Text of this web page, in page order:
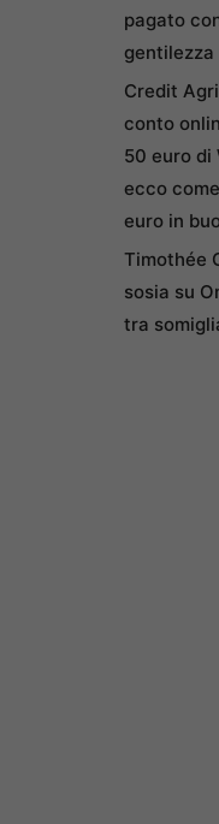
pagato
gentilezza
Credit
conto
50 euro di
ecco
euro in
Timothée
sosia su
tra